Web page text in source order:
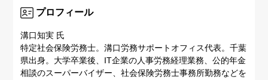
プロフィール
溝口知実 氏
特定社会保険労務士。溝口労務サポートオフィス代表。千葉
県出身。大学卒業後、IT企業の人事労務経理業務、公的年金
相談のスーパーバイザー、社会保険労務士事務所勤務などを